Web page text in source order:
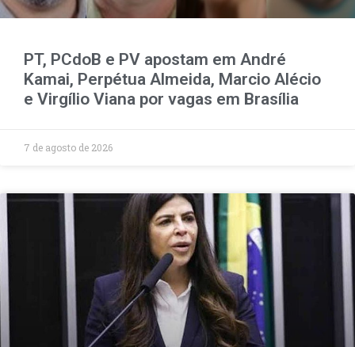
PT, PCdoB e PV apostam em André
Kamai, Perpétua Almeida, Marcio Alécio
e Virgílio Viana por vagas em Brasília
7 de agosto de 2026